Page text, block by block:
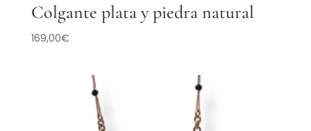
Colgante plata y piedra natural
169,00€